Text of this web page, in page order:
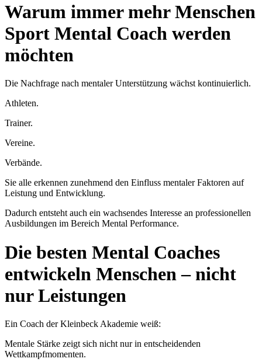
Warum immer mehr Menschen
Sport Mental Coach werden
möchten
Die Nachfrage nach mentaler Unterstützung wächst kontinuierlich.
Athleten.
Trainer.
Vereine.
Verbände.
Sie alle erkennen zunehmend den Einfluss mentaler Faktoren auf
Leistung und Entwicklung.
Dadurch entsteht auch ein wachsendes Interesse an professionellen
Ausbildungen im Bereich Mental Performance.
Die besten Mental Coaches
entwickeln Menschen – nicht
nur Leistungen
Ein Coach der Kleinbeck Akademie weiß:
Mentale Stärke zeigt sich nicht nur in entscheidenden
Wettkampfmomenten.